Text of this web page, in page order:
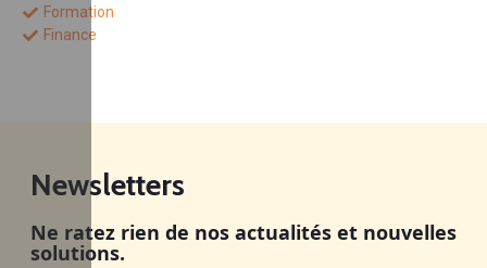
Formation
Finance
Newsletters
Ne ratez rien de nos actualités et nouvelles
solutions.